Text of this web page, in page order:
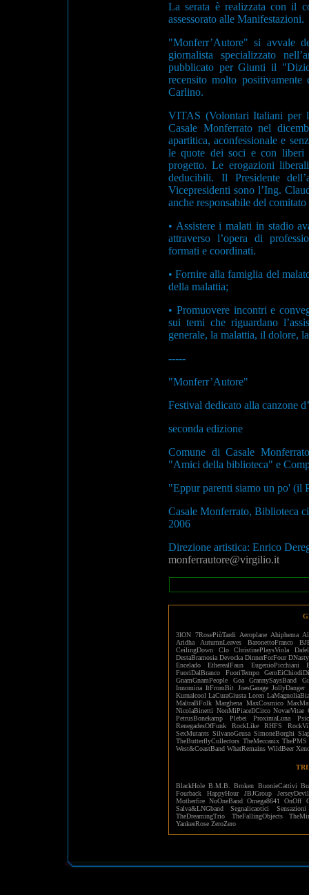
La serata è realizzata con il
assessorato alle Manifestazioni.
"Monferr’Autore" si avvale
giornalista specializzato
pubblicato per Giunti il
recensito molto
Carlino.
VITAS (Volontari Italiani per
Casale Monferrato nel
apartitica, aconfessionale e
le quote dei soci e con
progetto. Le erogazioni
deducibili. Il Presidente
Vicepresidenti sono l’Ing.
anche responsabile del
• Assistere i malati in stadio
attraverso l’opera di
formati e coordinati.
• Fornire alla famiglia del
della malattia;
• Promuovere incontri e
sui temi che riguardano
generale, la malattia, il dolore,
-----
"Monferr’Autore"
Festival dedicato alla canzone
seconda edizione
Comune di Casale
"Amici della biblioteca" e
"Eppur parenti siamo un po' (il
Casale Monferrato, Biblioteca
2006
Direzione artistica: Enrico
monferrautore@virgilio.it
3ION 7RosePiùTardi Aeroplane Ahiphema
Aridha
AutumnLeaves BaronettoFranco
CeilingDown
Clo ChristinePlaysViola
DestaBramosia Devocka DinnerForFour DNasty
Encelado
EtherealFaun EugenioPicchiani
FuoriDalBranco
FuoriTempo
GnamGnamPeople
Goa GrannySaysBand
Innomina ItFromBit JoesGarage JollyDanger
Kurnalcool LaCuraGiusta Loren
MaltraBFolk Marghena MaxCosmico
NicolaBinetti NonMiPiaceIlCirco NovaeVitae
PetrusBonekamp
Plebei ProximaLuna
RenegadesOfFunk
RockLike RHFS
SexMutants SilvanoGeusa SimoneBorghi
TheButterflyCollectors TheMeccanix ThePMS
West&CoastBand WhatRemains WildBeer
BlackHole B.M.B. Broken BuonieCattivi
Fourback
HappyHour JBJGroup
Motherfire NoOneBand Omega8641 OnOff
Salva&LNGbandSegnalicaotici
Sensazioni
TheDreamingTrio
TheFallingObjects
YankeeRose ZeroZero